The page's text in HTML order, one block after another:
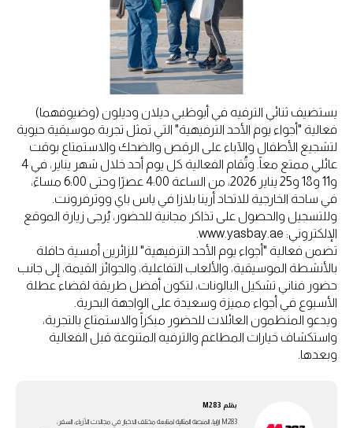
يستضيف ثنائي الترفيه في أبوظبي ديلان وديلون (وضيوفهما)
فعالية "أجواء يوم الأحد الترفيهية" التي تمثل تجربة موسيقية حيوية
لتشجيع الأطفال والآباء على الرقص والضحك والاستمتاع بوقت
عائلي ممتع معاً. وتُقام الفعالية كل يوم أحد خلال شهر يناير، في 4
و11 و18 و25 يناير 2026، من الساعة 4:00 عصرًا وحتى 6:00 مساءً،
في ساحة الخارجية للاتحاد أرينا بلازا في ياس باي ووترفرونت.
وللتسجيل والحصول على تذاكر مجانية للحضور، يُرجى زيارة الموقع
الإلكتروني: www.yasbay.ae.
تضمن فعالية "أجواء يوم الأحد الترفيهية" للزائرين أمسية حافلة
بالأنشطة الموسيقية، والألعاب التفاعلية، والجوائز القيمة، إلى جانب
حضور فناني تشكيل البالونات، لتكون أفضل طريقة لقضاء عطلة
الأسبوع في أجواء مميزة وسعيدة على الواجهة البحرية.
ويدعو المنظمون العائلات للحضور مبكراً والاستمتاع بالتجربة،
واستكشاف خيارات المطاعم والترفيه المتنوعة قبل الفعالية
وبعدها.
بقلم M283
M283 ارابيا، المنصة المثالية لمتابعة مختلف الاخبار في مجالات الأزياء، السفر،